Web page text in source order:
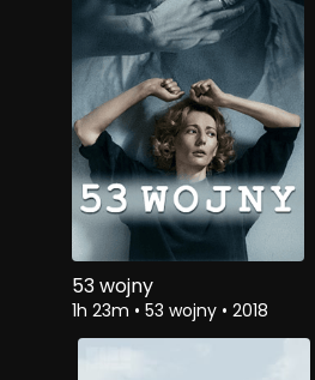
53 wojny
1h 23m • 53 wojny • 2018